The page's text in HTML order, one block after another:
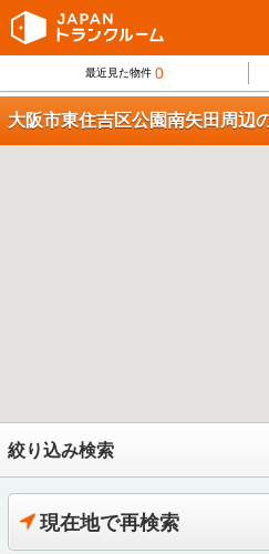
最近見た物件 0
大阪市東住吉区公園南矢田周辺
絞り込み検索
現在地で再検索